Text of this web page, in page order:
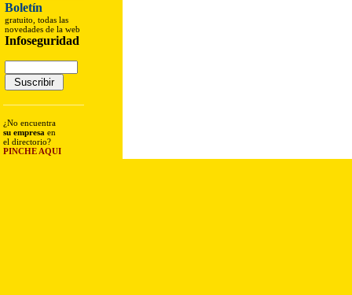
Boletín
gratuito, todas las
novedades de la web
Infoseguridad
¿No encuentra
su empresa en
el directorio?
PINCHE AQUI